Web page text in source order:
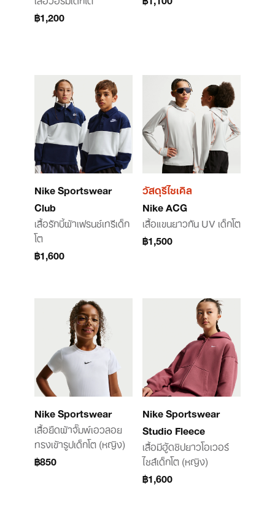
฿1,200
Nike Sportswear
Club
เสื้อรักบี้ผ้าเฟรนช์เทรีเด็ก
โต
฿1,600
วัสดุรีไซเคิล
Nike ACG
เสื้อแขนยาวกัน UV เด็กโต
฿1,500
Nike Sportswear
เสื้อยืดผ้าจั๊มพ์เอวลอย
ทรงเข้ารูปเด็กโต (หญิง)
฿850
Nike Sportswear
Studio Fleece
เสื้อมีฮู้ดซิปยาวโอเวอร์
ไซส์เด็กโต (หญิง)
฿1,600